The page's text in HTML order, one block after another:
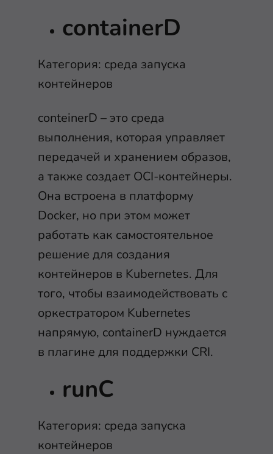
containerD
Категория: среда запуска
контейнеров
conteinerD – это среда
выполнения, которая управляет
передачей и хранением образов,
а также создает OCI-контейнеры.
Она встроена в платформу
Docker, но при этом может
работать как самостоятельное
решение для создания
контейнеров в Kubernetes. Для
того, чтобы взаимодействовать с
оркестратором Kubernetes
напрямую, containerD нуждается
в плагине для поддержки CRI.
runC
Категория: среда запуска
контейнеров